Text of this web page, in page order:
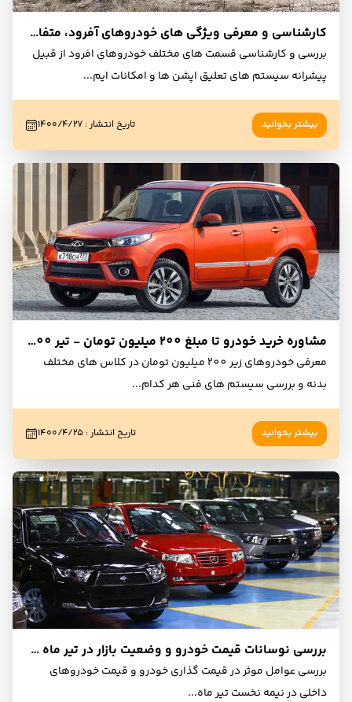
کارشناسی و معرفی ویژگی های خودروهای آفرود، متفاوت‌تر و هیجان انگیزتر!
بررسی و کارشناسی قسمت های مختلف خودروهای افرود از قبیل
پیشرانه سیستم های تعلیق اپشن ها و امکانات ایم...
بیشتر بخوانید تاریخ انتشار: ۱۴۰۰/۴/۲۷
مشاوره خرید خودرو تا مبلغ 200 میلیون تومان - تیر 1400
معرفی خودروهای زیر 200 میلیون تومان در کلاس های مختلف
بدنه و بررسی سیستم های فنی هر کدام...
بیشتر بخوانید تاریخ انتشار: ۱۴۰۰/۴/۲۵
بررسی نوسانات قیمت خودرو و وضعیت بازار در تیر ماه 1400
بررسی عوامل موثر در قیمت گذاری خودرو و قیمت خودروهای
داخلی در نیمه نخست تیر ماه...